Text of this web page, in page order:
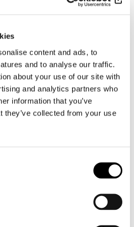
content and ads, to
and to analyse our traffic.
about your use of our site with
and analytics partners who
information that you’ve
they’ve collected from your use
viranomaisille. Tietoja ei
suojauksen
vain ne tiedot, joita
Rekisterinpitäjä
niillä rekisterinpitäjän
joille se heidän
vuoksi on tarpeen.
Lingsoftin toimitiloihin on
liittyvä vahva salasana.